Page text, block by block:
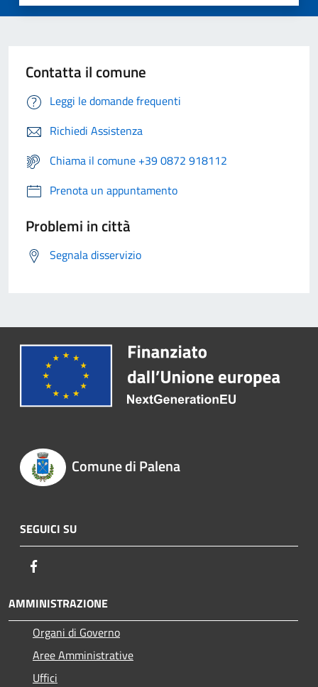
Contatta il comune
Leggi le domande frequenti
Richiedi Assistenza
Chiama il comune +39 0872 918112
Prenota un appuntamento
Problemi in città
Segnala disservizio
Comune di Palena
SEGUICI SU
AMMINISTRAZIONE
Organi di Governo
Aree Amministrative
Uffici